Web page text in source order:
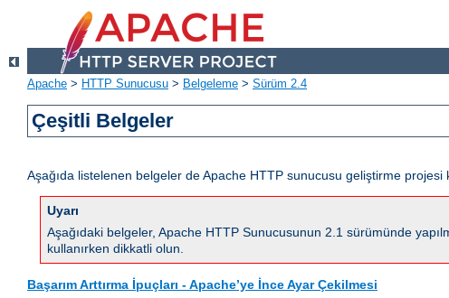
Apache > HTTP Sunucusu > Belgeleme > Sürüm 2.4
Çeşitli Belgeler
Aşağıda listelenen belgeler de Apache HTTP sunucusu geliştirme projesi
Uyarı
Aşağıdaki belgeler, Apache HTTP Sunucusunun 2.1 sürümünde
kullanırken dikkatli olun.
Başarım Arttırma İpuçları - Apache’ye İnce Ayar Çekilmesi